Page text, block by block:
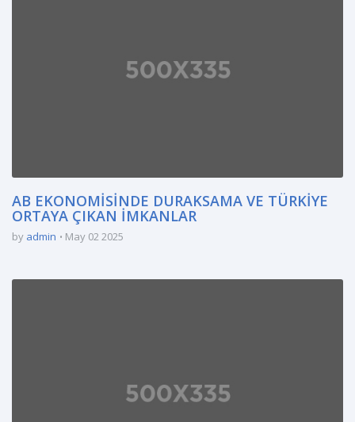
AB EKONOMİSİNDE DURAKSAMA VE TÜRKİYE
ORTAYA ÇIKAN İMKANLAR
by admin May 02 2025